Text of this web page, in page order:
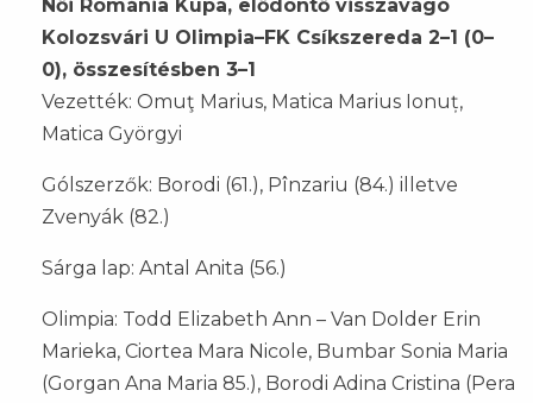
Női Románia Kupa, elődöntő visszavágó
Kolozsvári U Olimpia–FK Csíkszereda 2–1 (0–
0), összesítésben 3–1
Vezették: Omuţ Marius, Matica Marius Ionuț,
Matica Györgyi
Gólszerzők: Borodi (61.), Pînzariu (84.) illetve
Zvenyák (82.)
Sárga lap: Antal Anita (56.)
Olimpia: Todd Elizabeth Ann – Van Dolder Erin
Marieka, Ciortea Mara Nicole, Bumbar Sonia Maria
(Gorgan Ana Maria 85.), Borodi Adina Cristina (Pera